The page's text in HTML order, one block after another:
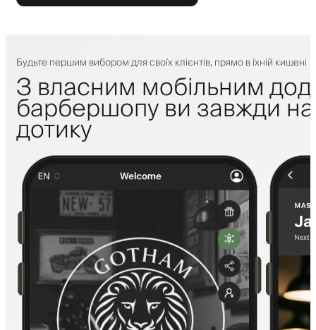
Будьте першим вибором для своїх клієнтів, прямо в їхній кишені
З власним мобільним
барбершопу ви завжди на
дотику